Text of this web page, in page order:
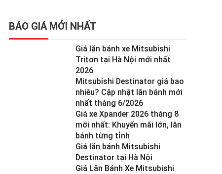
BÁO GIÁ MỚI NHẤT
Giá lăn bánh xe Mitsubishi
Triton tại Hà Nội mới nhất
2026
Mitsubishi Destinator giá bao
nhiêu? Cập nhật lăn bánh mới
nhất tháng 6/2026
Giá xe Xpander 2026 tháng 8
mới nhất: Khuyến mãi lớn, lăn
bánh từng tỉnh
Giá lăn bánh Mitsubishi
Destinator tại Hà Nội
Giá Lăn Bánh Xe Mitsubishi